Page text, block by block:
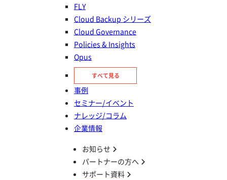
FLY
Cloud Backup シリーズ
Cloud Governance
Policies & Insights
Opus
すべて見る
事例
セミナー/イベント
ナレッジ/コラム
企業情報
お知らせ
パートナーの方へ
サポート資料
SharePoint Designer とは？
SharePoint Designer の後継である Power
Power Automate と SharePoint Designer の